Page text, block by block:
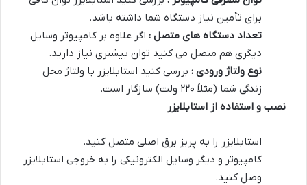
برای تأمین نیاز دستگاه شما داشته باشد.
تعداد دستگاه های متصل : اگر علاوه بر کامپیوتر وسایل
دیگری هم متصل می کنید توان بیشتری نیاز دارید.
نوع ولتاژ ورودی : بررسی کنید استابلایزر با ولتاژ محل
زندگی شما (مثلاً ۲۲۰ ولت) سازگار است.
نصب و استفاده از استابلایزر
استابلایزر را به پریز برق اصلی متصل کنید.
کامپیوتر و دیگر وسایل الکترونیکی را به خروجی استابلایزر
وصل کنید.